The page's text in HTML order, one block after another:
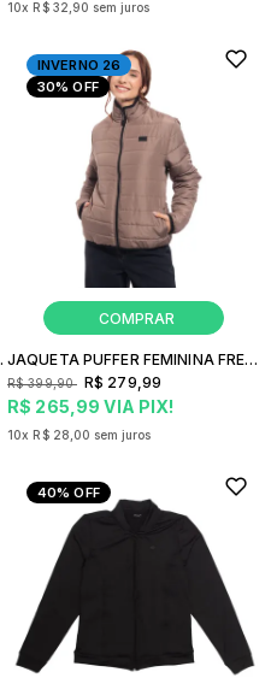
10x R$ 32,90 sem juros
CUT
30%OFF
INVERNO 26
JAQUETA PUFFER FEMININA FREESURF BASIC GOLA ALTA MATELASSÊ
R$ 265,99 VIA PIX!
R$ 399,90 R$ 279,99
10x R$ 28,00 sem juros
40%OFF